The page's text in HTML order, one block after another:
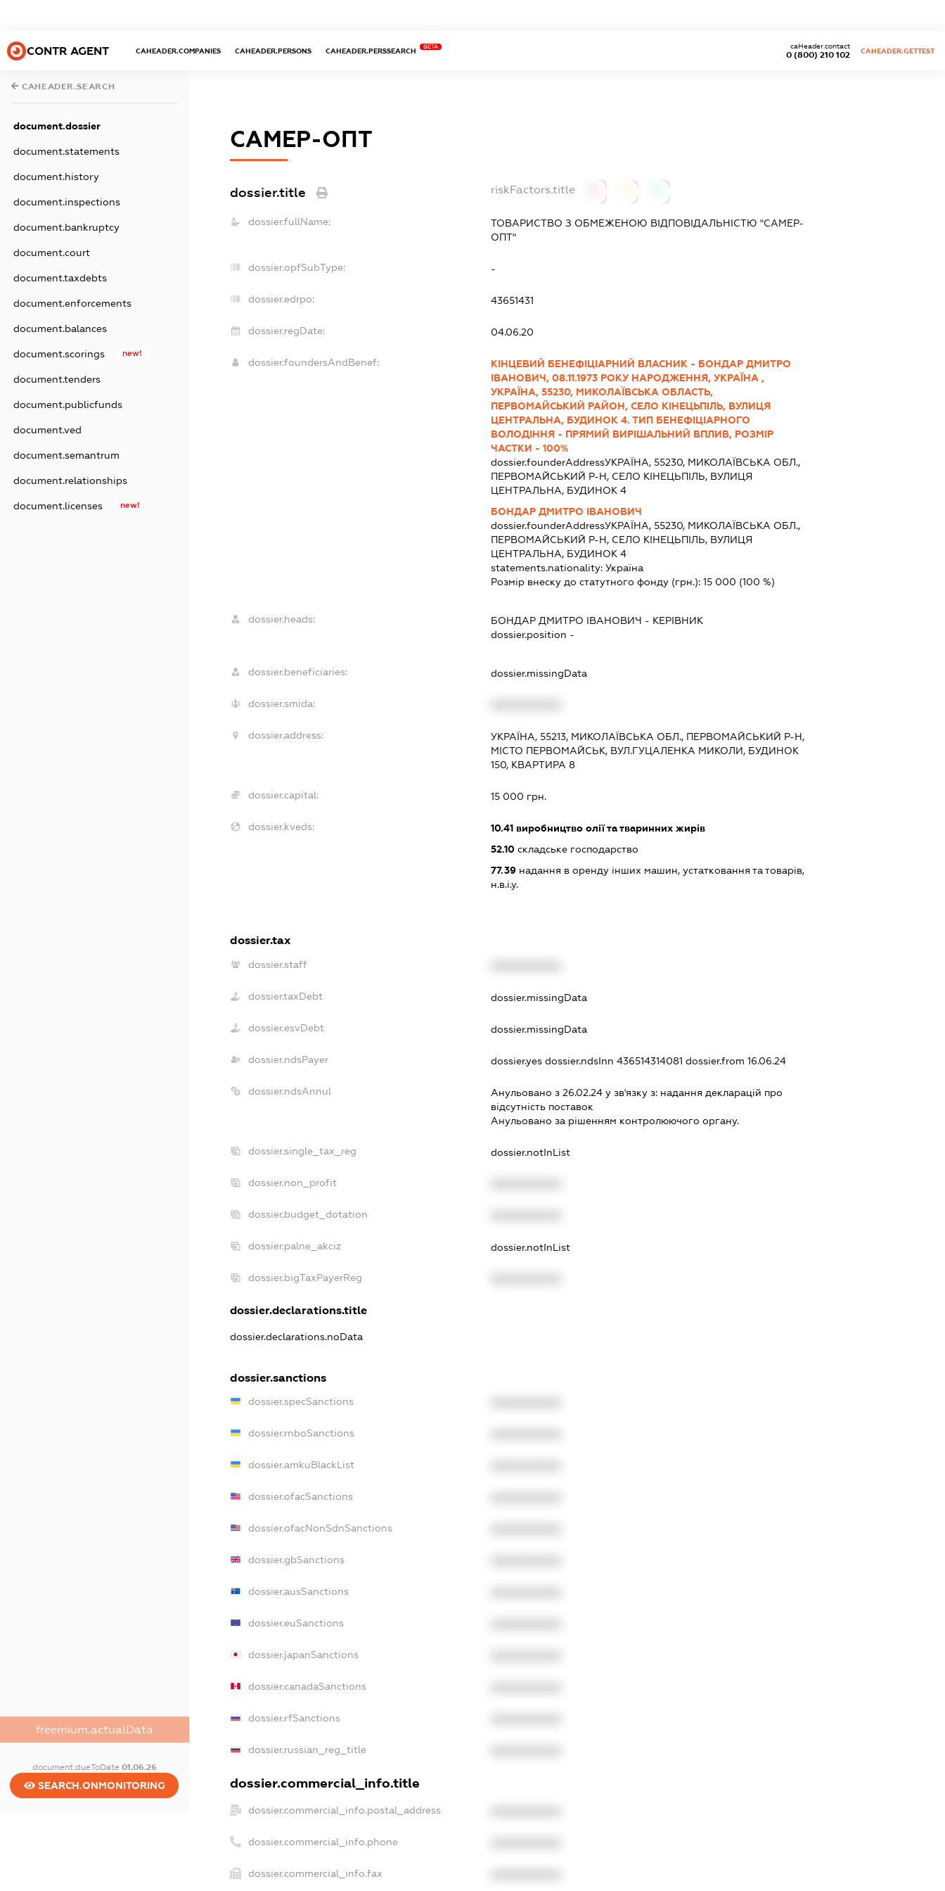
CONTR AGENT CAHEADER.COMPANIES CAHEADER.PERSONS CAHEADER.PERSSEARCH
BETA
0 (800) 210 102
caHeader.contact
CAHEADER.GETTEST
CAHEADER.SEARCH
document.dossier
document.statements
document.history
document.inspections
document.bankruptcy
document.court
document.taxdebts
document.enforcements
document.balances
document.scorings new!
document.tenders
document.publicfunds
document.ved
document.semantrum
document.relationships
document.licenses new!
freemium.actualData
document.dueToDate 01.06.26
SEARCH.ONMONITORING
САМЕР-ОПТ
dossier.title riskFactors.title
dossier.fullName:
ТОВАРИСТВО З ОБМЕЖЕНОЮ ВІДПОВІДАЛЬНІСТЮ "САМЕР-
ОПТ"
dossier.opfSubType: -
dossier.edrpo: 43651431
dossier.regDate: 04.06.20
dossier.foundersAndBenef:
КІНЦЕВИЙ БЕНЕФІЦІАРНИЙ ВЛАСНИК - БОНДАР ДМИТРО
ІВАНОВИЧ, 08.11.1973 РОКУ НАРОДЖЕННЯ, УКРАЇНА ,
УКРАЇНА, 55230, МИКОЛАЇВСЬКА ОБЛАСТЬ,
ПЕРВОМАЙСЬКИЙ РАЙОН, СЕЛО КІНЕЦЬПІЛЬ, ВУЛИЦЯ
ЦЕНТРАЛЬНА, БУДИНОК 4. ТИП БЕНЕФІЦІАРНОГО
ВОЛОДІННЯ - ПРЯМИЙ ВИРІШАЛЬНИЙ ВПЛИВ, РОЗМІР
ЧАСТКИ - 100%
dossier.founderAddressУКРАЇНА, 55230, МИКОЛАЇВСЬКА ОБЛ.,
ПЕРВОМАЙСЬКИЙ Р-Н, СЕЛО КІНЕЦЬПІЛЬ, ВУЛИЦЯ
ЦЕНТРАЛЬНА, БУДИНОК 4
БОНДАР ДМИТРО ІВАНОВИЧ
dossier.founderAddressУКРАЇНА, 55230, МИКОЛАЇВСЬКА ОБЛ.,
ПЕРВОМАЙСЬКИЙ Р-Н, СЕЛО КІНЕЦЬПІЛЬ, ВУЛИЦЯ
ЦЕНТРАЛЬНА, БУДИНОК 4
statements.nationality: Україна
Розмір внеску до статутного фонду (грн.): 15 000 (100 %)
dossier.heads: БОНДАР ДМИТРО ІВАНОВИЧ - КЕРІВНИК
dossier.position -
dossier.beneficiaries: dossier.missingData
dossier.smida:
dossier.address:
УКРАЇНА, 55213, МИКОЛАЇВСЬКА ОБЛ., ПЕРВОМАЙСЬКИЙ Р-Н,
МІСТО ПЕРВОМАЙСЬК, ВУЛ.ГУЦАЛЕНКА МИКОЛИ, БУДИНОК
150, КВАРТИРА 8
dossier.capital: 15 000 грн.
dossier.kveds: 10.41виробництво олії та тваринних жирів
52.10складське господарство
77.39надання в оренду інших машин, устатковання та товарів,
н.в.і.у.
dossier.tax
dossier.staff
dossier.taxDebt dossier.missingData
dossier.esvDebt dossier.missingData
dossier.ndsPayer dossier.yes dossier.ndsInn 436514314081 dossier.from 16.06.24
dossier.ndsAnnul Анульовано з 26.02.24 у зв'язку з: надання декларацiй про
вiдсутнiсть поставок
Анульовано за рiшенням контролюючого органу.
dossier.single_tax_reg dossier.notInList
dossier.non_profit
dossier.budget_dotation
dossier.palne_akciz dossier.notInList
dossier.bigTaxPayerReg
dossier.declarations.title
dossier.declarations.noData
dossier.sanctions
dossier.specSanctions
dossier.rnboSanctions
dossier.amkuBlackList
dossier.ofacSanctions
dossier.ofacNonSdnSanctions
dossier.gbSanctions
dossier.ausSanctions
dossier.euSanctions
dossier.japanSanctions
dossier.canadaSanctions
dossier.rfSanctions
dossier.russian_reg_title
dossier.commercial_info.title
dossier.commercial_info.postal_address
dossier.commercial_info.phone
dossier.commercial_info.fax